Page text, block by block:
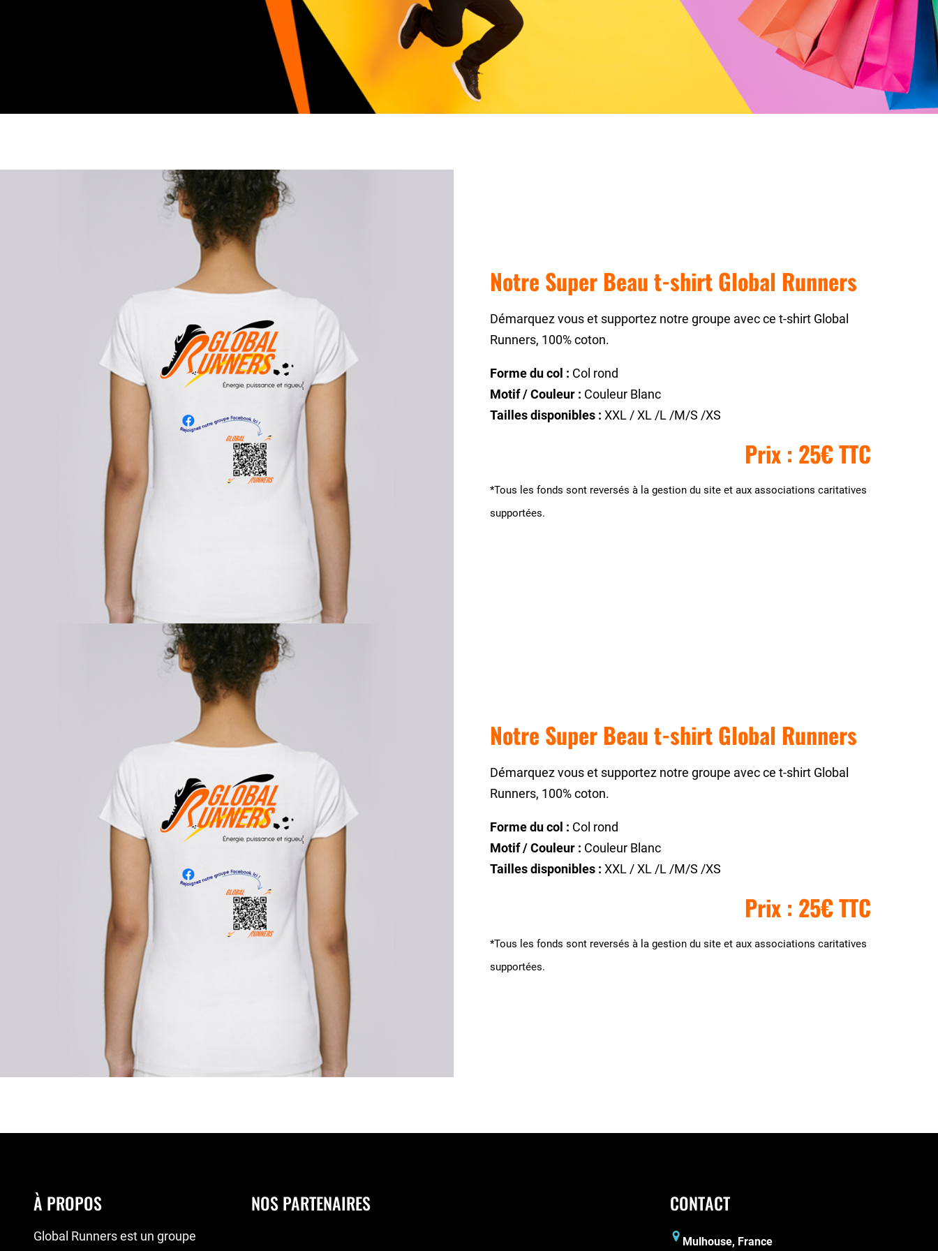
Notre Super Beau t-shirt Global Runners
Démarquez vous et supportez notre groupe avec ce t-shirt Global
Runners, 100% coton.
Forme du col : Col rond
Motif / Couleur : Couleur Blanc
Tailles disponibles : XXL / XL /L /M/S /XS
Prix : 25€ TTC
*Tous les fonds sont reversés à la gestion du site et aux associations caritatives
supportées.
Notre Super Beau t-shirt Global Runners
Démarquez vous et supportez notre groupe avec ce t-shirt Global
Runners, 100% coton.
Forme du col : Col rond
Motif / Couleur : Couleur Blanc
Tailles disponibles : XXL / XL /L /M/S /XS
Prix : 25€ TTC
*Tous les fonds sont reversés à la gestion du site et aux associations caritatives
supportées.
À PROPOS
Global Runners est un groupe
NOS PARTENAIRES CONTACT
Mulhouse, France